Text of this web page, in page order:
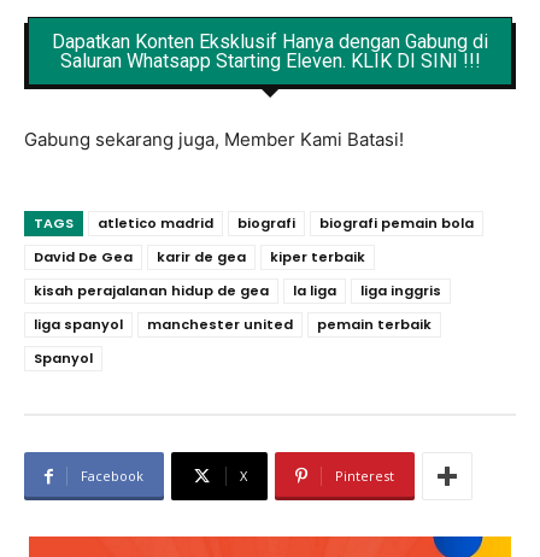
Dapatkan Konten Eksklusif Hanya dengan Gabung di
Saluran Whatsapp Starting Eleven. KLIK DI SINI !!!
Gabung sekarang juga, Member Kami Batasi!
TAGS atletico madrid biografi
biografi pemain bola
David De Gea
karir de gea
kiper terbaik
kisah perajalanan hidup de gea
la liga
liga inggris
liga spanyol
manchester united
pemain terbaik
Spanyol
Facebook X Pinterest